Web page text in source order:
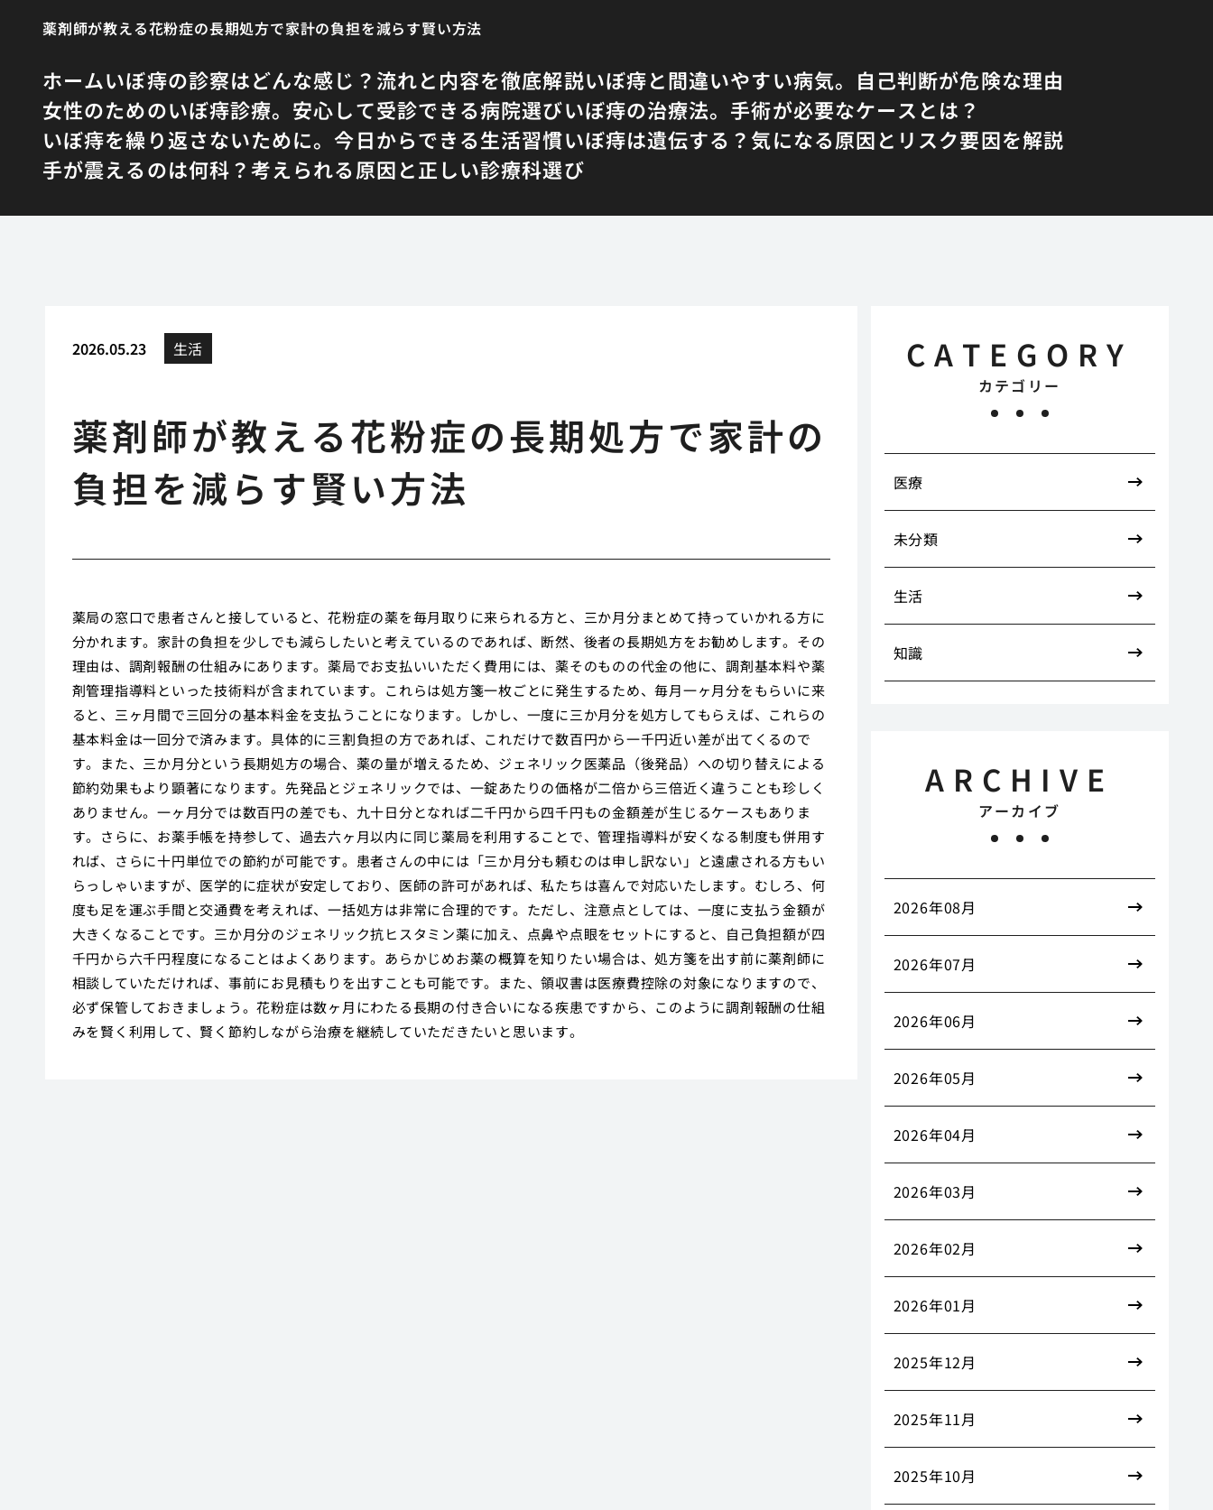
薬剤師が教える花粉症の長期処方で家計の負担を減らす賢い方法
ホームいぼ痔の診察はどんな感じ？流れと内容を徹底解説いぼ痔と間違いやすい病気。自己判断が危険な理由
女性のためのいぼ痔診療。安心して受診できる病院選びいぼ痔の治療法。手術が必要なケースとは？
いぼ痔を繰り返さないために。今日からできる生活習慣いぼ痔は遺伝する？気になる原因とリスク要因を解説
手が震えるのは何科？考えられる原因と正しい診療科選び
2026.05.23 生活
薬剤師が教える花粉症の長期処方で家計の
負担を減らす賢い方法
薬局の窓口で患者さんと接していると、花粉症の薬を毎月取りに来られる方と、三か月分まとめて持っていかれる方に
分かれます。家計の負担を少しでも減らしたいと考えているのであれば、断然、後者の長期処方をお勧めします。その
理由は、調剤報酬の仕組みにあります。薬局でお支払いいただく費用には、薬そのものの代金の他に、調剤基本料や薬
剤管理指導料といった技術料が含まれています。これらは処方箋一枚ごとに発生するため、毎月一ヶ月分をもらいに来
ると、三ヶ月間で三回分の基本料金を支払うことになります。しかし、一度に三か月分を処方してもらえば、これらの
基本料金は一回分で済みます。具体的に三割負担の方であれば、これだけで数百円から一千円近い差が出てくるので
す。また、三か月分という長期処方の場合、薬の量が増えるため、ジェネリック医薬品（後発品）への切り替えによる
節約効果もより顕著になります。先発品とジェネリックでは、一錠あたりの価格が二倍から三倍近く違うことも珍しく
ありません。一ヶ月分では数百円の差でも、九十日分となれば二千円から四千円もの金額差が生じるケースもありま
す。さらに、お薬手帳を持参して、過去六ヶ月以内に同じ薬局を利用することで、管理指導料が安くなる制度も併用す
れば、さらに十円単位での節約が可能です。患者さんの中には「三か月分も頼むのは申し訳ない」と遠慮される方もい
らっしゃいますが、医学的に症状が安定しており、医師の許可があれば、私たちは喜んで対応いたします。むしろ、何
度も足を運ぶ手間と交通費を考えれば、一括処方は非常に合理的です。ただし、注意点としては、一度に支払う金額が
大きくなることです。三か月分のジェネリック抗ヒスタミン薬に加え、点鼻や点眼をセットにすると、自己負担額が四
千円から六千円程度になることはよくあります。あらかじめお薬の概算を知りたい場合は、処方箋を出す前に薬剤師に
相談していただければ、事前にお見積もりを出すことも可能です。また、領収書は医療費控除の対象になりますので、
必ず保管しておきましょう。花粉症は数ヶ月にわたる長期の付き合いになる疾患ですから、このように調剤報酬の仕組
みを賢く利用して、賢く節約しながら治療を継続していただきたいと思います。
CATEGORY
カテゴリー
医療
未分類
生活
知識
ARCHIVE
アーカイブ
2026年08月
2026年07月
2026年06月
2026年05月
2026年04月
2026年03月
2026年02月
2026年01月
2025年12月
2025年11月
2025年10月